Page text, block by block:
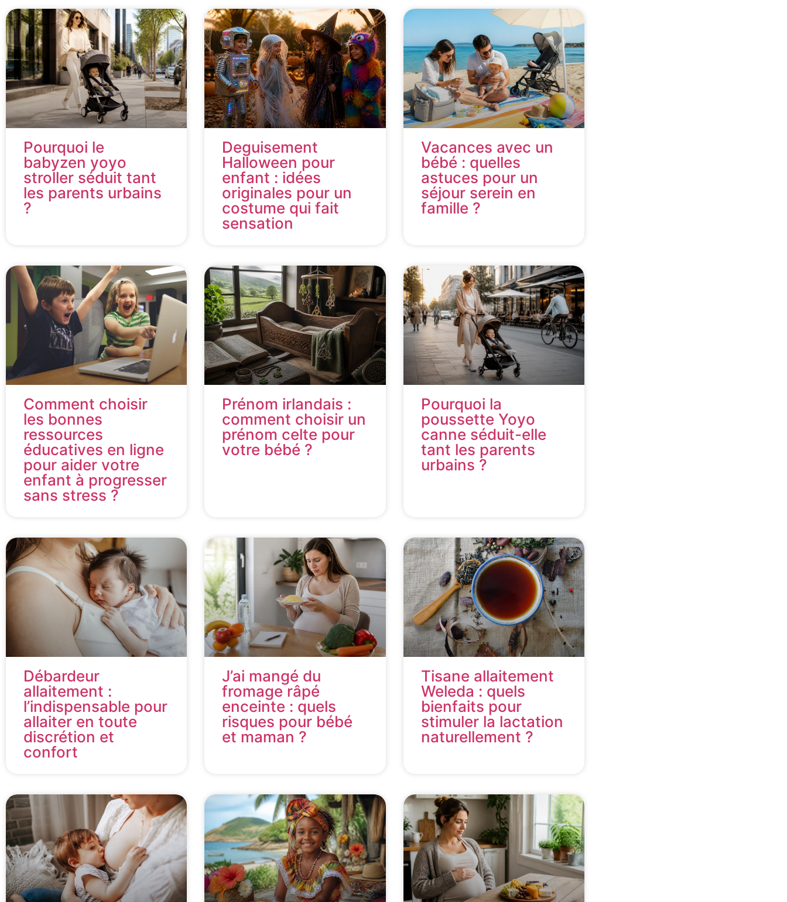
Pourquoi le
babyzen yoyo
stroller séduit tant
les parents urbains
?
Deguisement
Halloween pour
enfant : idées
originales pour un
costume qui fait
sensation
Vacances avec un
bébé : quelles
astuces pour un
séjour serein en
famille ?
Comment choisir
les bonnes
ressources
éducatives en ligne
pour aider votre
enfant à progresser
sans stress ?
Prénom irlandais :
comment choisir un
prénom celte pour
votre bébé ?
Pourquoi la
poussette Yoyo
canne séduit-elle
tant les parents
urbains ?
Débardeur
allaitement :
l’indispensable pour
allaiter en toute
discrétion et
confort
J’ai mangé du
fromage râpé
enceinte : quels
risques pour bébé
et maman ?
Tisane allaitement
Weleda : quels
bienfaits pour
stimuler la lactation
naturellement ?